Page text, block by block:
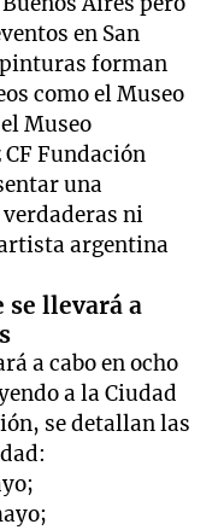
en San
forman
como el Museo
Museo
Fundación
una
ni
argentina
se llevará a
a cabo en ocho
a la Ciudad
se detallan las